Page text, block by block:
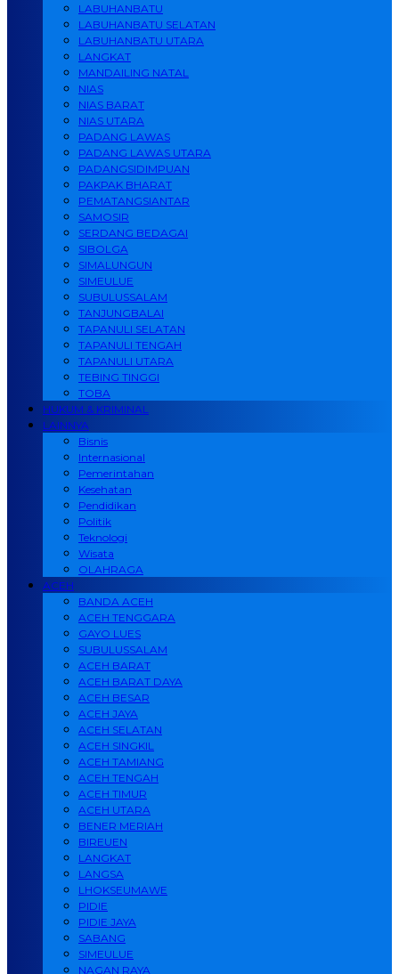
LABUHANBATU
LABUHANBATU SELATAN
LABUHANBATU UTARA
LANGKAT
MANDAILING NATAL
NIAS
NIAS BARAT
NIAS UTARA
PADANG LAWAS
PADANG LAWAS UTARA
PADANGSIDIMPUAN
PAKPAK BHARAT
PEMATANGSIANTAR
SAMOSIR
SERDANG BEDAGAI
SIBOLGA
SIMALUNGUN
SIMEULUE
SUBULUSSALAM
TANJUNGBALAI
TAPANULI SELATAN
TAPANULI TENGAH
TAPANULI UTARA
TEBING TINGGI
TOBA
HUKUM & KRIMINAL
LAINNYA
Bisnis
Internasional
Pemerintahan
Kesehatan
Pendidikan
Politik
Teknologi
Wisata
OLAHRAGA
ACEH
BANDA ACEH
ACEH TENGGARA
GAYO LUES
SUBULUSSALAM
ACEH BARAT
ACEH BARAT DAYA
ACEH BESAR
ACEH JAYA
ACEH SELATAN
ACEH SINGKIL
ACEH TAMIANG
ACEH TENGAH
ACEH TIMUR
ACEH UTARA
BENER MERIAH
BIREUEN
LANGKAT
LANGSA
LHOKSEUMAWE
PIDIE
PIDIE JAYA
SABANG
SIMEULUE
NAGAN RAYA